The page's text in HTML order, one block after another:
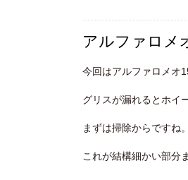
アルファロメ
今回はアルファロメオ
グリスが漏れるとホイ
まずは掃除からですね。
これが結構細かい部分